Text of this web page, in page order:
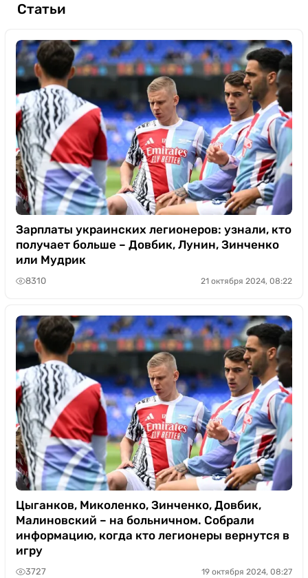
Статьи
Зарплаты украинских легионеров: узнали, кто
получает больше – Довбик, Лунин, Зинченко
или Мудрик
8310 21 октября 2024, 08:22
Цыганков, Миколенко, Зинченко, Довбик,
Малиновский – на больничном. Собрали
информацию, когда кто легионеры вернутся в
игру
3727 19 октября 2024, 08:27